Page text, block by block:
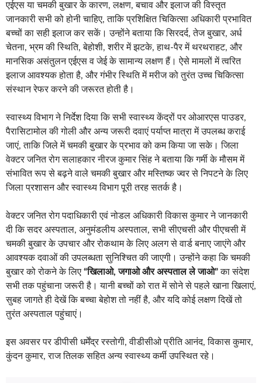
एईएस या चमकी बुखार के कारण, लक्षण, बचाव और इलाज की विस्तृत
जानकारी सभी को होनी चाहिए, ताकि प्रशिक्षित चिकित्सा अधिकारी प्रभावित
बच्चों का सही इलाज कर सकें। उन्होंने बताया कि सिरदर्द, तेज बुखार, अर्ध
चेतना, भ्रम की स्थिति, बेहोशी, शरीर में झटके, हाथ-पैर में थरथराहट, और
मानसिक असंतुलन एईएस व जेई के सामान्य लक्षण हैं। ऐसे मामलों में त्वरित
इलाज आवश्यक होता है, और गंभीर स्थिति में मरीज को तुरंत उच्च चिकित्सा
संस्थान रेफर करने की जरूरत होती है।
स्वास्थ्य विभाग ने निर्देश दिया कि सभी स्वास्थ्य केंद्रों पर ओआरएस पाउडर,
पैरासिटामोल की गोली और अन्य जरूरी दवाएं पर्याप्त मात्रा में उपलब्ध कराई
जाएं, ताकि जिले में चमकी बुखार के प्रभाव को कम किया जा सके। जिला
वेक्टर जनित रोग सलाहकार नीरज कुमार सिंह ने बताया कि गर्मी के मौसम में
संभावित रूप से बढ़ने वाले चमकी बुखार और मस्तिष्क ज्वर से निपटने के लिए
जिला प्रशासन और स्वास्थ्य विभाग पूरी तरह सतर्क है।
वेक्टर जनित रोग पदाधिकारी एवं नोडल अधिकारी विकास कुमार ने जानकारी
दी कि सदर अस्पताल, अनुमंडलीय अस्पताल, सभी सीएचसी और पीएचसी में
चमकी बुखार के उपचार और रोकथाम के लिए अलग से वार्ड बनाए जाएंगे और
आवश्यक दवाओं की उपलब्धता सुनिश्चित की जाएगी। उन्होंने कहा कि चमकी
बुखार को रोकने के लिए “खिलाओ, जगाओ और अस्पताल ले जाओ”का संदेश
सभी तक पहुंचाना जरूरी है। यानी बच्चों को रात में सोने से पहले खाना खिलाएं,
सुबह जागते ही देखें कि बच्चा बेहोश तो नहीं है, और यदि कोई लक्षण दिखें तो
तुरंत अस्पताल पहुंचाएं।
इस अवसर पर डीपीसी धर्मेंद्र रस्तोगी, वीडीसीओ प्रीति आनंद, विकास कुमार,
कुंदन कुमार, राज तिलक सहित अन्य स्वास्थ्य कर्मी उपस्थित रहे।